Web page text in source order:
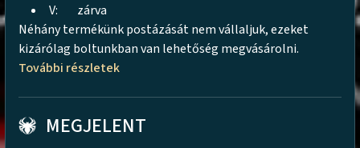
V:
zárva
Néhány termékünk postázását nem vállaljuk, ezeket
kizárólag boltunkban van lehetőség megvásárolni.
További részletek
MEGJELENT